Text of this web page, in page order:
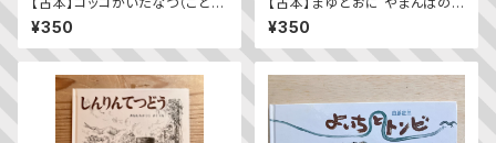
のとも2023年9月号）
¥350
すめ まゆのおはなし（こどもの
とも1999年4月号）
¥350